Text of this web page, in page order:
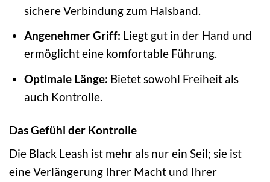
sichere Verbindung zum Halsband.
Angenehmer Griff: Liegt gut in der Hand und
ermöglicht eine komfortable Führung.
Optimale Länge: Bietet sowohl Freiheit als
auch Kontrolle.
Das Gefühl der Kontrolle
Die Black Leash ist mehr als nur ein Seil; sie ist
eine Verlängerung Ihrer Macht und Ihrer